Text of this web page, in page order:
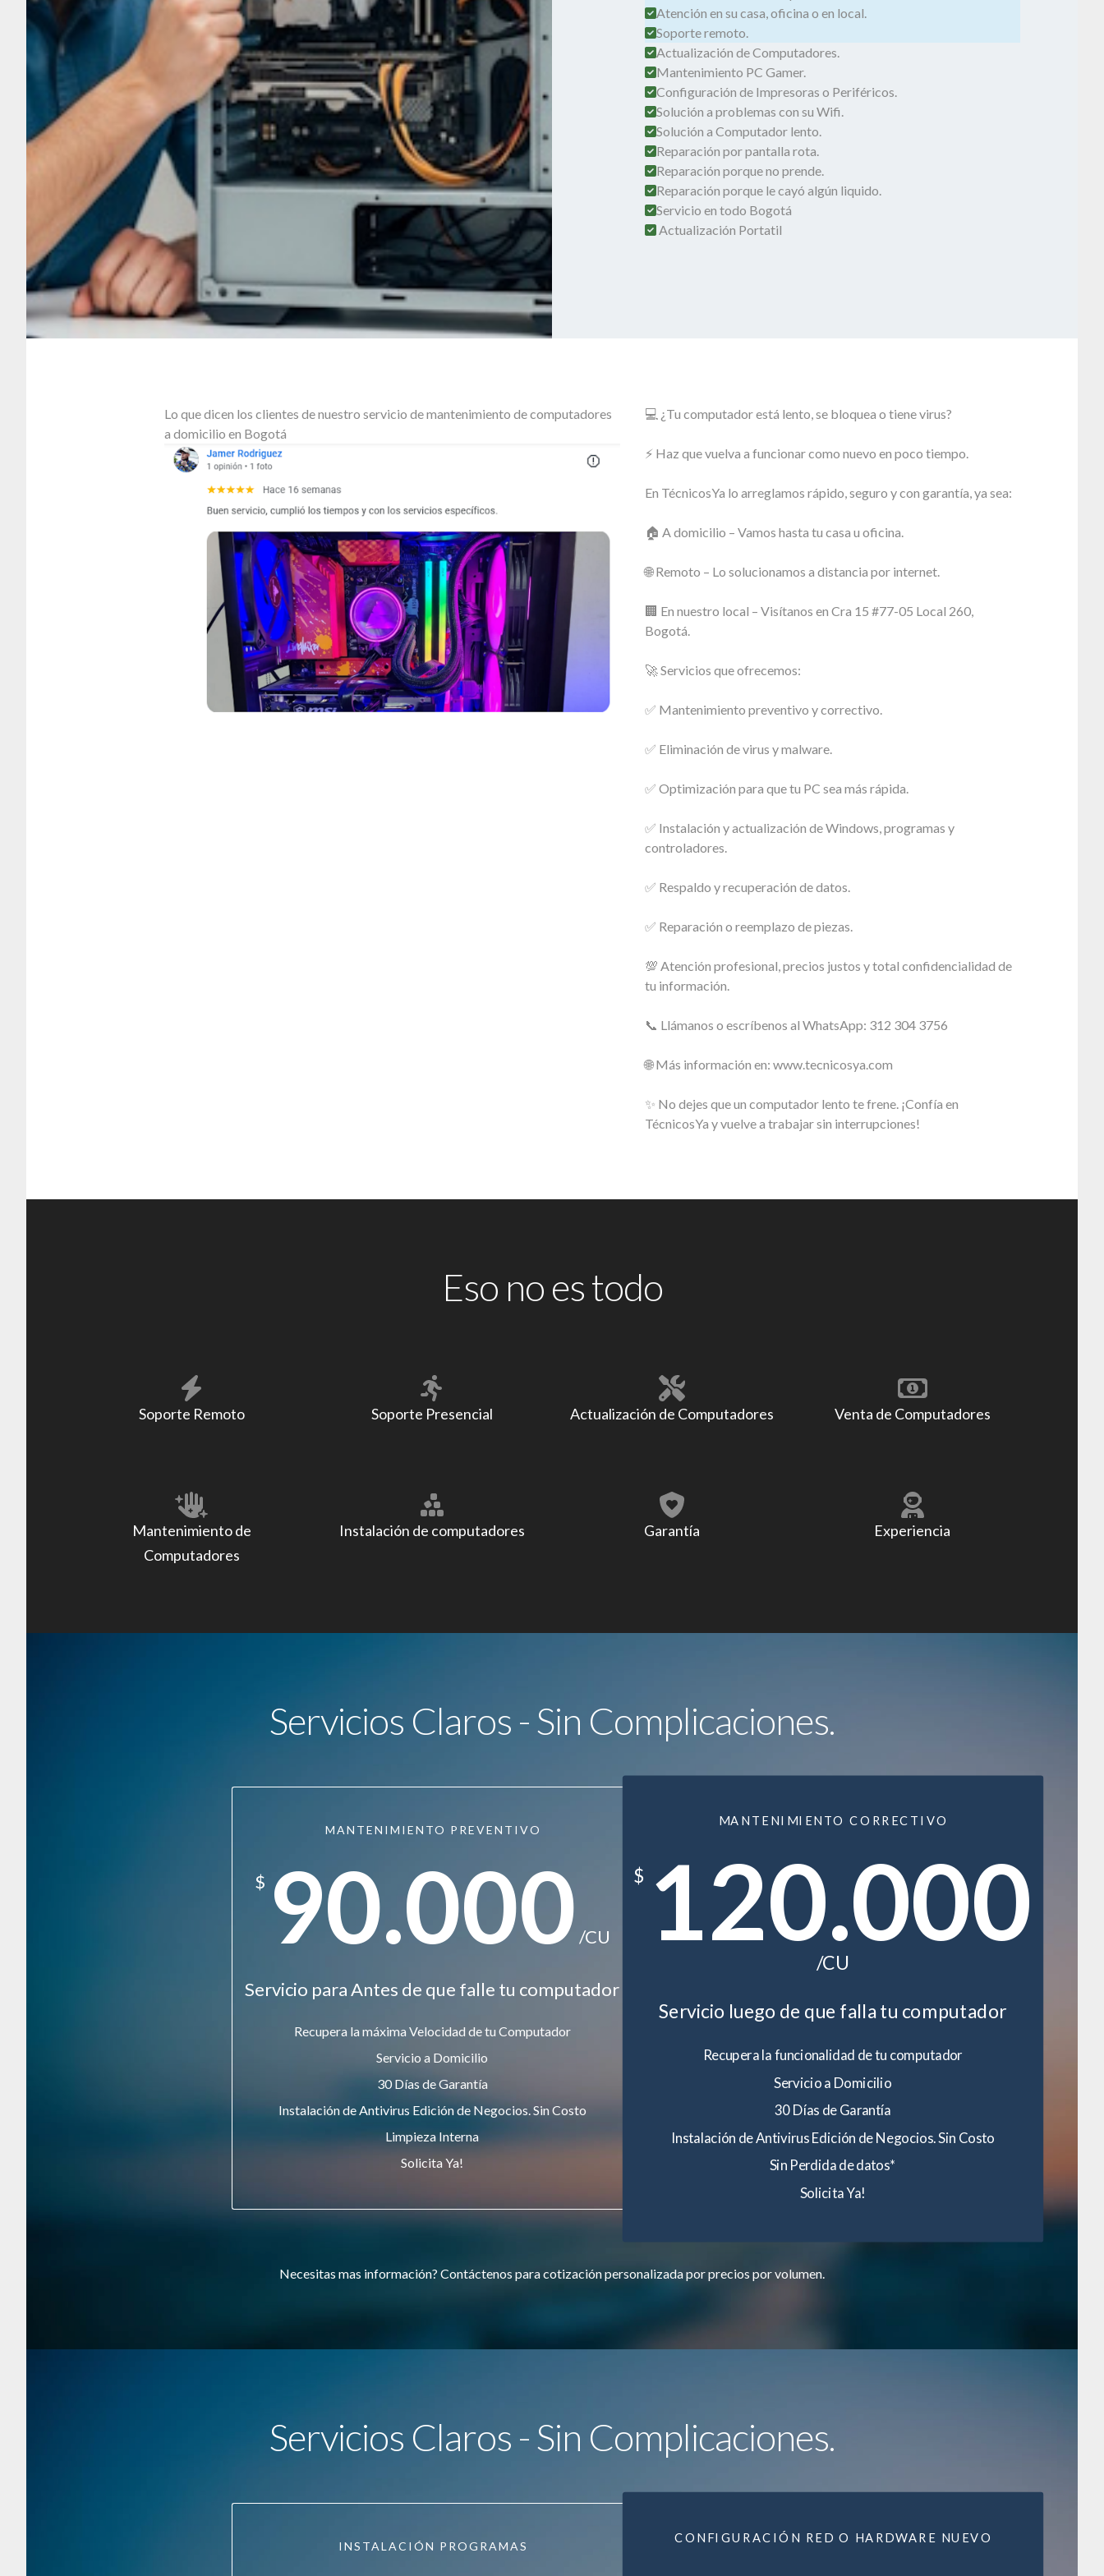
Atención en su casa, oficina o en local.
Soporte remoto.
Actualización de Computadores.
Mantenimiento PC Gamer.
Configuración de Impresoras o Periféricos.
Solución a problemas con su Wifi.
Solución a Computador lento.
Reparación por pantalla rota.
Reparación porque no prende.
Reparación porque le cayó algún liquido.
Servicio en todo Bogotá
Actualización Portatil
Lo que dicen los clientes de nuestro servicio de mantenimiento de computadores
a domicilio en Bogotá
💻 ¿Tu computador está lento, se bloquea o tiene virus?
⚡ Haz que vuelva a funcionar como nuevo en poco tiempo.
En TécnicosYa lo arreglamos rápido, seguro y con garantía, ya sea:
🏠 A domicilio – Vamos hasta tu casa u oficina.
🌐 Remoto – Lo solucionamos a distancia por internet.
🏢 En nuestro local – Visítanos en Cra 15 #77-05 Local 260,
Bogotá.
🚀 Servicios que ofrecemos:
✅ Mantenimiento preventivo y correctivo.
✅ Eliminación de virus y malware.
✅ Optimización para que tu PC sea más rápida.
✅ Instalación y actualización de Windows, programas y
controladores.
✅ Respaldo y recuperación de datos.
✅ Reparación o reemplazo de piezas.
💯 Atención profesional, precios justos y total confidencialidad de
tu información.
📞 Llámanos o escríbenos al WhatsApp: 312 304 3756
🌐 Más información en: www.tecnicosya.com
✨ No dejes que un computador lento te frene. ¡Confía en
TécnicosYa y vuelve a trabajar sin interrupciones!
Eso no es todo
Soporte Remoto Soporte Presencial Actualización de Computadores Venta de Computadores
Mantenimiento de
Computadores
Instalación de computadores Garantía Experiencia
Servicios Claros - Sin Complicaciones.
MANTENIMIENTO PREVENTIVO
$ 90.000 /CU
Servicio para Antes de que falle tu computador
Recupera la máxima Velocidad de tu Computador
Servicio a Domicilio
30 Días de Garantía
Instalación de Antivirus Edición de Negocios. Sin Costo
Limpieza Interna
Solicita Ya!
MANTENIMIENTO CORRECTIVO
$ 120.000
/CU
Servicio luego de que falla tu computador
Recupera la funcionalidad de tu computador
Servicio a Domicilio
30 Días de Garantía
Instalación de Antivirus Edición de Negocios. Sin Costo
Sin Perdida de datos*
Solicita Ya!
Necesitas mas información? Contáctenos para cotización personalizada por precios por volumen.
Servicios Claros - Sin Complicaciones.
INSTALACIÓN PROGRAMAS
CONFIGURACIÓN RED O HARDWARE NUEVO